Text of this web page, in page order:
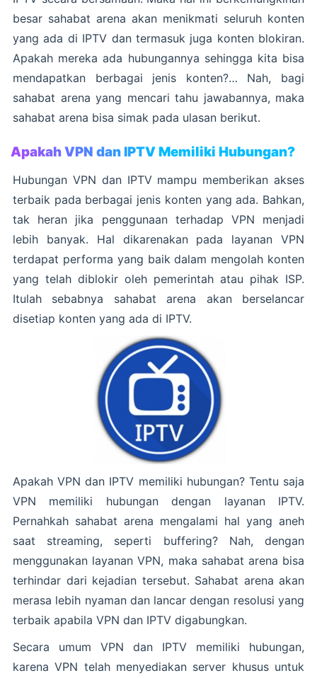
besar sahabat arena akan menikmati seluruh konten
yang ada di IPTV dan termasuk juga konten blokiran.
Apakah mereka ada hubungannya sehingga kita bisa
mendapatkan berbagai jenis konten?… Nah, bagi
sahabat arena yang mencari tahu jawabannya, maka
sahabat arena bisa simak pada ulasan berikut.
Apakah VPN dan IPTV Memiliki Hubungan?
Hubungan VPN dan IPTV mampu memberikan akses
terbaik pada berbagai jenis konten yang ada. Bahkan,
tak heran jika penggunaan terhadap VPN menjadi
lebih banyak. Hal dikarenakan pada layanan VPN
terdapat performa yang baik dalam mengolah konten
yang telah diblokir oleh pemerintah atau pihak ISP.
Itulah sebabnya sahabat arena akan berselancar
disetiap konten yang ada di IPTV.
Apakah VPN dan IPTV memiliki hubungan? Tentu saja
VPN memiliki hubungan dengan layanan IPTV.
Pernahkah sahabat arena mengalami hal yang aneh
saat streaming, seperti buffering? Nah, dengan
menggunakan layanan VPN, maka sahabat arena bisa
terhindar dari kejadian tersebut. Sahabat arena akan
merasa lebih nyaman dan lancar dengan resolusi yang
terbaik apabila VPN dan IPTV digabungkan.
Secara umum VPN dan IPTV memiliki hubungan,
karena VPN telah menyediakan server khusus untuk